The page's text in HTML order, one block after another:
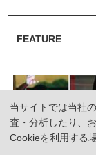
FEATURE
当サイトでは当社
査・分析したり、
Cookieを利用する